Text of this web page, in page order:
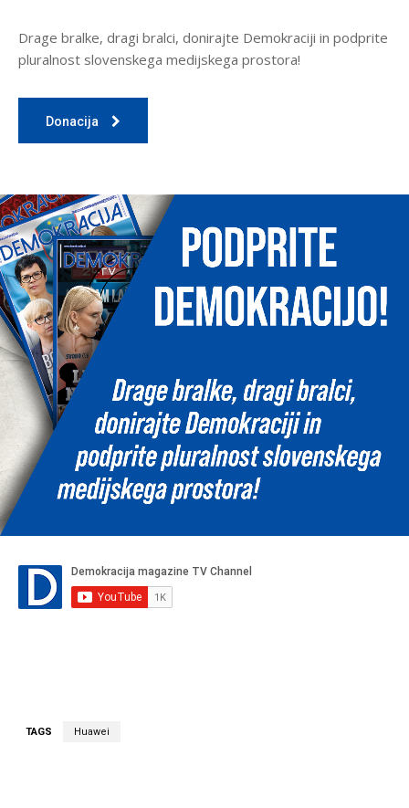
Drage bralke, dragi bralci, donirajte Demokraciji in podprite
pluralnost slovenskega medijskega prostora!
Donacija
TAGS Huawei